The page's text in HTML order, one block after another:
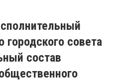
городского совета
состав